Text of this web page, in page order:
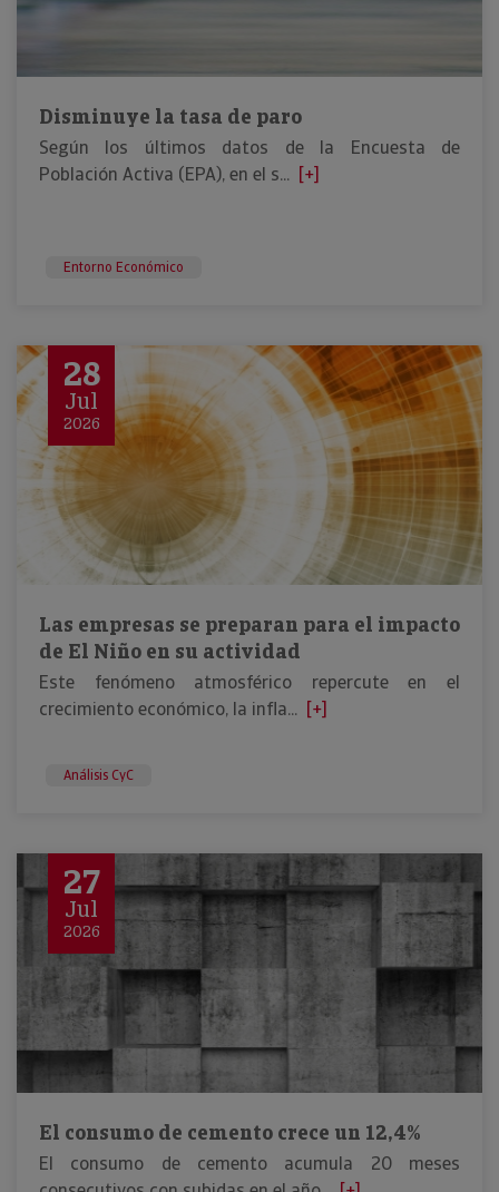
Disminuye la tasa de paro
Según los últimos datos de la Encuesta de
Población Activa (EPA), en el s... [+]
Entorno Económico
28
Jul
2026
Las empresas se preparan para el impacto
de El Niño en su actividad
Este fenómeno atmosférico repercute en el
crecimiento económico, la infla... [+]
Análisis CyC
27
Jul
2026
El consumo de cemento crece un 12,4%
El consumo de cemento acumula 20 meses